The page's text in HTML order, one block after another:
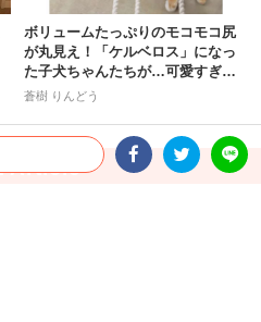
ボリュームたっぷりのモコモコ尻
が丸見え！「ケルベロス」になっ
た子犬ちゃんたちが…可愛すぎて
困る♡
蒼樹 りんどう